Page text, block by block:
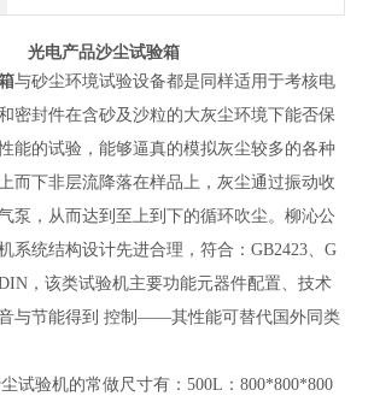
光电产品沙尘试验箱
与砂尘环境试验设备都是同样适用于考核电
密封件在含砂及沙粒的大灰尘环境下能否保
能的试验，能够逼真的模拟灰尘较多的各种
而下非层流降落在样品上，灰尘通过振动收
泵，从而达到至上到下的循环吹尘。柳沁公
系统结构设计先进合理，符合： GB2423、G
，该类试验机主要功能元器件配置、技术
与节能得到 控制——其性能可替代国外同类
试验机的常做尺寸有：500L：800*800*800